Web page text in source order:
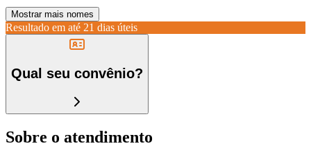
Mostrar mais nomes
Resultado em até 21 dias úteis
Qual seu convênio?
Sobre o atendimento